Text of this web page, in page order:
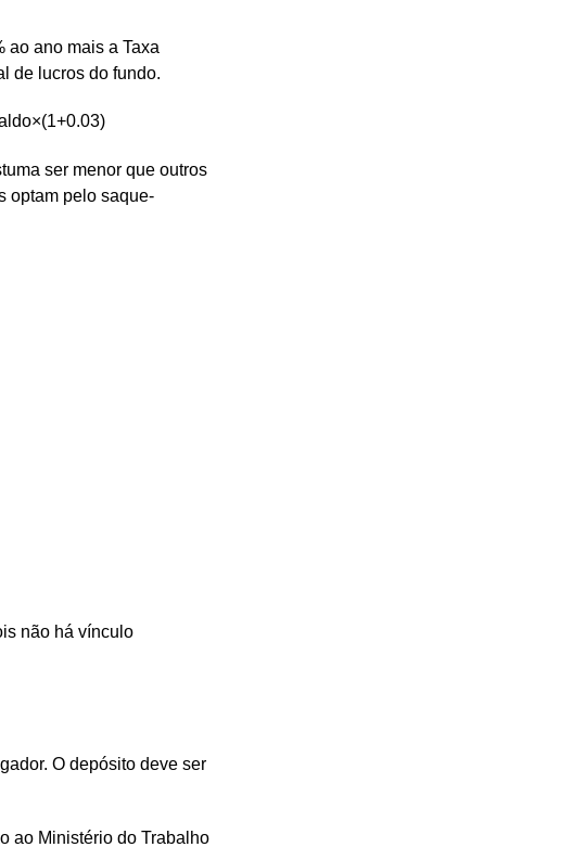
ao ano mais a Taxa
de lucros do fundo.
ser menor que outros
optam pelo saque-
não há vínculo
O depósito deve ser
ao Ministério do Trabalho